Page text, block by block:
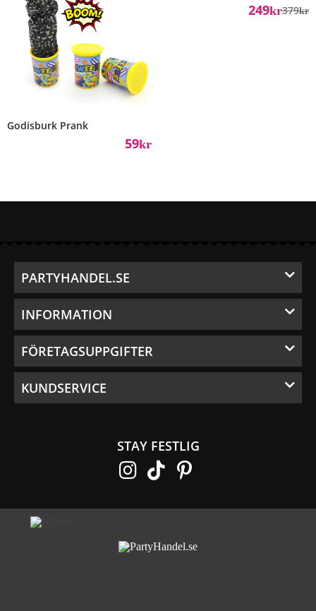
Godisburk Prank
59Kr
379Kr
249Kr
PARTYHANDEL.SE
INFORMATION
FÖRETAGSUPPGIFTER
KUNDSERVICE
STAY FESTLIG